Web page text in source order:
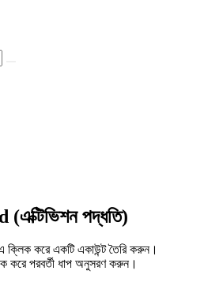
পদ্ধতি)
ক্লিক করে একটি একাউন্ট তৈরি করুন।
করে পরবর্তী ধাপ অনুসরণ করুন।